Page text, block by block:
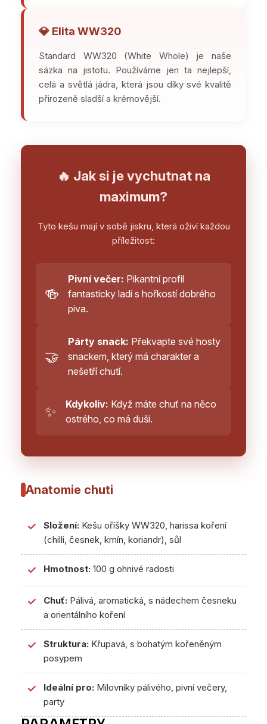
💎 Elita WW320
Standard WW320 (White Whole) je naše
sázka na jistotu. Používáme jen ta nejlepší,
celá a světlá jádra, která jsou díky své kvalitě
přirozeně sladší a krémovější.
🔥 Jak si je vychutnat na
maximum?
Tyto kešu mají v sobě jiskru, která oživí každou
příležitost:
🍻
Pivní večer: Pikantní profil
fantasticky ladí s hořkostí dobrého
piva.
🤝
Párty snack: Překvapte své hosty
snackem, který má charakter a
nešetří chutí.
✨ Kdykoliv: Když máte chuť na něco
ostrého, co má duši.
Anatomie chuti
✓ Složení: Kešu oříšky WW320, harissa koření
(chilli, česnek, kmín, koriandr), sůl
✓ Hmotnost: 100 g ohnivé radosti
✓ Chuť: Pálivá, aromatická, s nádechem česneku
a orientálního koření
✓ Struktura: Křupavá, s bohatým kořeněným
posypem
✓ Ideální pro: Milovníky pálivého, pivní večery,
party